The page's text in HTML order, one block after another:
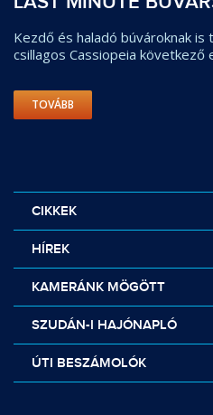
Kezdő és haladó búvároknak
csillagos Cassiopeia következő
TOVÁBB
CIKKEK
HÍREK
KAMERÁNK MÖGÖTT
SZUDÁN-I HAJÓNAPLÓ
ÚTI BESZÁMOLÓK